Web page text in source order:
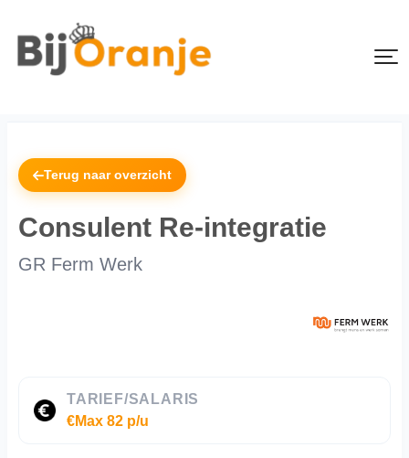
Terug naar overzicht
Consulent Re-integratie
GR Ferm Werk
TARIEF/SALARIS
€Max 82 p/u